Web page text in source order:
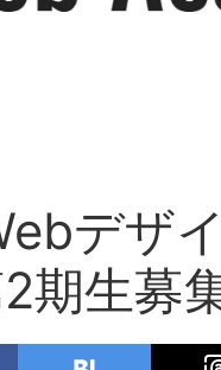
デザ
期生募